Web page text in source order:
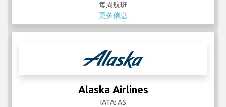
每周航班
更多信息
Alaska Airlines
IATA: AS